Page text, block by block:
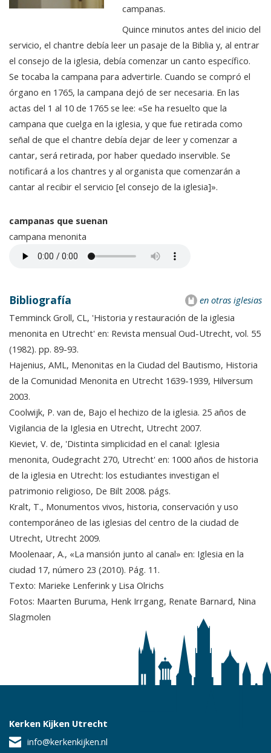
campanas.
Quince minutos antes del inicio del
servicio, el chantre debía leer un pasaje de la Biblia y, al entrar
el consejo de la iglesia, debía comenzar un canto específico.
Se tocaba la campana para advertirle. Cuando se compró el
órgano en 1765, la campana dejó de ser necesaria. En las
actas del 1 al 10 de 1765 se lee: «Se ha resuelto que la
campana que cuelga en la iglesia, y que fue retirada como
señal de que el chantre debía dejar de leer y comenzar a
cantar, será retirada, por haber quedado inservible. Se
notificará a los chantres y al organista que comenzarán a
cantar al recibir el servicio [el consejo de la iglesia]».
campanas que suenan
campana menonita
en otras iglesias
Bibliografía
Temminck Groll, CL, 'Historia y restauración de la iglesia
menonita en Utrecht' en: Revista mensual Oud-Utrecht, vol. 55
(1982). pp. 89-93.
Hajenius, AML, Menonitas en la Ciudad del Bautismo, Historia
de la Comunidad Menonita en Utrecht 1639-1939, Hilversum
2003.
Coolwijk, P. van de, Bajo el hechizo de la iglesia. 25 años de
Vigilancia de la Iglesia en Utrecht, Utrecht 2007.
Kieviet, V. de, 'Distinta simplicidad en el canal: Iglesia
menonita, Oudegracht 270, Utrecht' en: 1000 años de historia
de la iglesia en Utrecht: los estudiantes investigan el
patrimonio religioso, De Bilt 2008. págs.
Kralt, T., Monumentos vivos, historia, conservación y uso
contemporáneo de las iglesias del centro de la ciudad de
Utrecht, Utrecht 2009.
Moolenaar, A., «La mansión junto al canal» en: Iglesia en la
ciudad 17, número 23 (2010). Pág. 11.
Texto: Marieke Lenferink y Lisa Olrichs
Fotos: Maarten Buruma, Henk Irrgang, Renate Barnard, Nina
Slagmolen
Kerken Kijken Utrecht
info@kerkenkijken.nl